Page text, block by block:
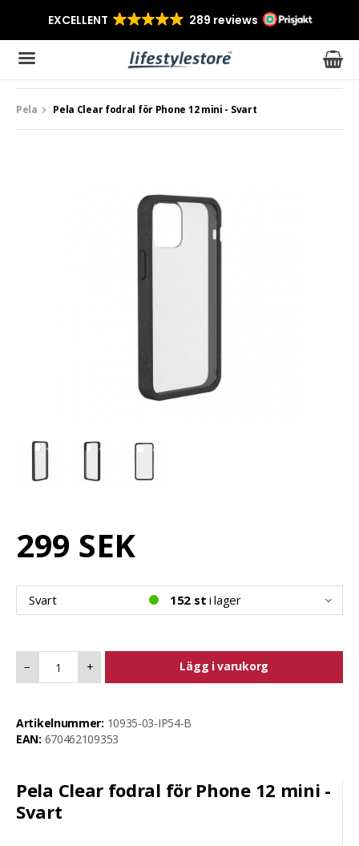
Produkten har blivit tillagd i varukorgen
Pela Pela Clear fodral för Phone 12 mini - Svart
Pela Clear fodral för Phone 12 mini -
Svart
299 SEK
Svart 152 st i lager
− + Lägg i varukorg
Artikelnummer: 10935-03-IP54-B
EAN: 670462109353